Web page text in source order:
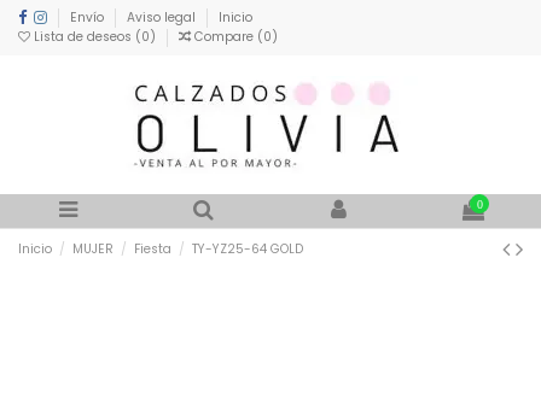
Envío Aviso legal
Inicio
Lista de deseos (0) Compare (0)
0
Inicio MUJER Fiesta TY-YZ25-64 GOLD